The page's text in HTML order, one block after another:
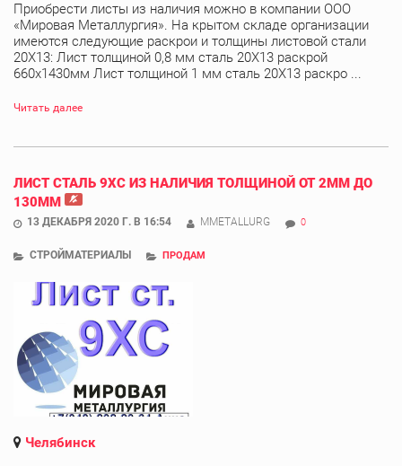
Приобрести листы из наличия можно в компании ООО
«Мировая Металлургия». На крытом складе организации
имеются следующие раскрои и толщины листовой стали
20Х13: Лист толщиной 0,8 мм сталь 20Х13 раскрой
660х1430мм Лист толщиной 1 мм сталь 20Х13 раскро ...
Читать далее
ЛИСТ СТАЛЬ 9ХС ИЗ НАЛИЧИЯ ТОЛЩИНОЙ ОТ 2ММ ДО
130ММ
13 ДЕКАБРЯ 2020 Г. В 16:54 MMETALLURG 0
СТРОЙМАТЕРИАЛЫ ПРОДАМ
Челябинск